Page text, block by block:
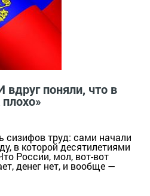
поняли, что в
труд: сами начали
в которой десятилетиями
России, мол, вот-вот
денег нет, и вообще —